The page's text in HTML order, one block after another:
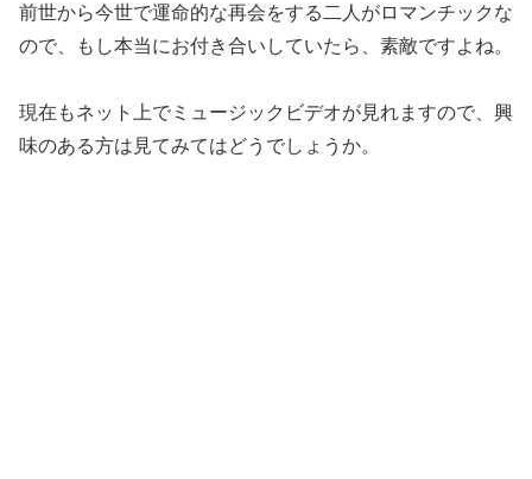
前世から今世で運命的な再会をする二人がロマンチックな
ので、もし本当にお付き合いしていたら、素敵ですよね。
現在もネット上でミュージックビデオが見れますので、興
味のある方は見てみてはどうでしょうか。